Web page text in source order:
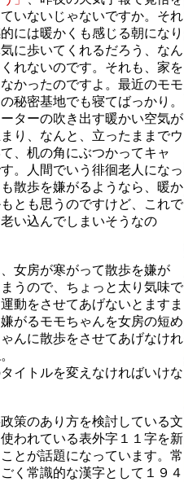
いないじゃないですか。それ
には暖かくも感じる朝になり
に歩いてくれるだろう、なん
れないのです。それも、家を
かったのですよ。最近のモモ
秘密基地でも寝てばっかり。
ターの吹き出す暖かい空気が
り、なんと、立ったままでウ
、机の角にぶつかってキャ
。人間でいう徘徊老人になっ
散歩を嫌がるようなら、暖か
とも思うのですけど、これで
い込んでしまいそうなの
女房が寒がって散歩を嫌が
うので、ちょっと太り気味で
動をさせてあげないとますま
がるモモちゃんを女房の短め
んに散歩をさせてあげなけれ
イトルを変えなければいけな
策のあり方を検討している文
われている表外字１１字を新
とが話題になっています。常
く常識的な漢字として１９４